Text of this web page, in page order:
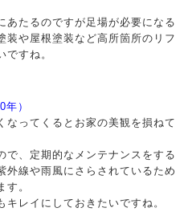
あたるのですが足場が必要になる
装や屋根塗装など高所箇所のリフ
ですね。
）
なってくるとお家の美観を損ねて
で、定期的なメンテナンスをする
外線や雨風にさらされているため
。
レイにしておきたいですね。